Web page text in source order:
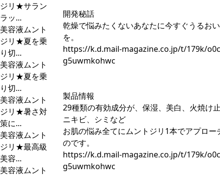
ジリ★サラン
ラッ...
美容液ムント
ジリ★夏を乗
り切...
美容液ムント
ジリ★夏を乗
り切...
美容液ムント
ジリ★暑さ対
策に...
美容液ムント
ジリ★最高級
美容...
美容液ムント
開発秘話
乾燥で悩みたくないあなたに今すぐうるお
を。
https://k.d.mail-magazine.co.jp/t/179k/
g5uwmkohwc
製品情報
29種類の有効成分が、保湿、美白、火焼け
ニキビ、シミなど
お肌の悩み全てにムントジリ1本でアプロー
のです。
https://k.d.mail-magazine.co.jp/t/179k/
g5uwmkohwc